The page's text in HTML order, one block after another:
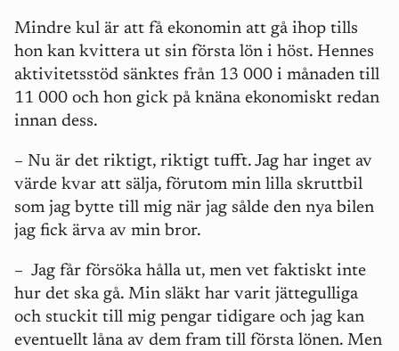
Mindre kul är att få ekonomin att gå ihop tills
hon kan kvittera ut sin första lön i höst. Hennes
aktivitetsstöd sänktes från 13 000 i månaden till
11 000 och hon gick på knäna ekonomiskt redan
innan dess.
– Nu är det riktigt, riktigt tufft. Jag har inget av
värde kvar att sälja, förutom min lilla skruttbil
som jag bytte till mig när jag sålde den nya bilen
jag fick ärva av min bror.
– Jag får försöka hålla ut, men vet faktiskt inte
hur det ska gå. Min släkt har varit jättegulliga
och stuckit till mig pengar tidigare och jag kan
eventuellt låna av dem fram till första lönen. Men